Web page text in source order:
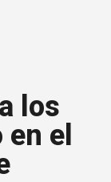
los
el